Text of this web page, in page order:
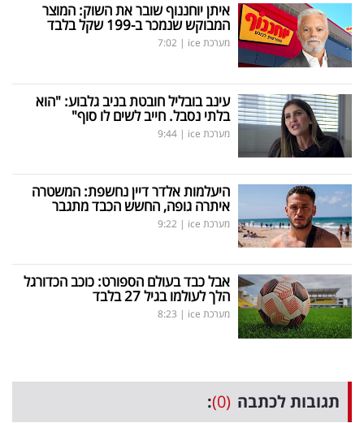
איתן יוחננוף שובר את השוק: המוצר
המבוקש שנמכר ב-199 שקל בלבד
מערכת ice |
7:02
עינב בובליל חובטת בניב גלבוע: "הוא
בלתי נסבל. חייב לשים לו סוף"
מערכת ice |
9:44
היעלמות אלדר דיין נחשפת: המשטרה
איתרה גופה, החשש הכבד מתגבר
מערכת ice |
9:22
אבל כבד בעולם הספורט: כוכב הכדורגל
הלך לעולמו בגיל 27 בלבד
מערכת ice |
8:23
תגובות לכתבה (0)
: